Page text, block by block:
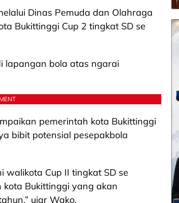
Dinas Pemuda dan Olahraga
Bukittinggi Cup 2 tingkat SD se
lapangan bola atas ngarai
pemerintah kota Bukittinggi
bibit potensial pesepakbola
walikota Cup II tingkat SD se
kota Bukittinggi yang akan
ujar Wako.